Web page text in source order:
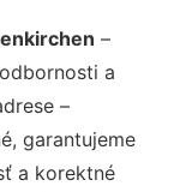
–
a
–
garantujeme
a korektné